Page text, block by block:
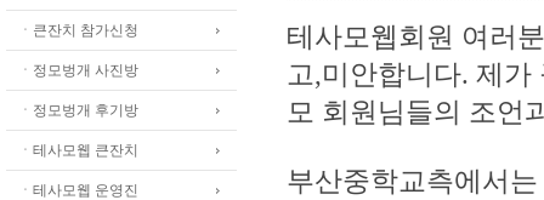
ㆍ큰잔치 참가신청
ㆍ정모벙개 사진방
ㆍ정모벙개 후기방
ㆍ테사모웹 큰잔치
ㆍ테사모웹 운영진
테사모웹회원 여러
고,미안합니다. 제가
모 회원님들의 조언
부산중학교측에서